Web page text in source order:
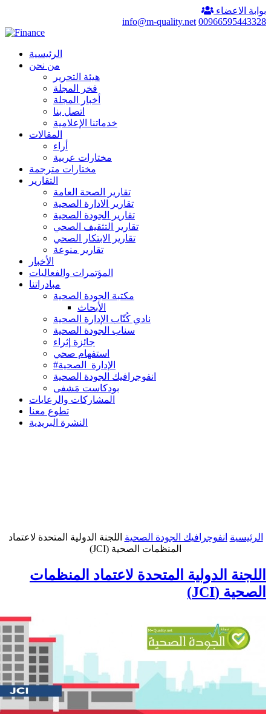
بوابة الاعضاء
00966595443328
info@m-quality.net
الرئيسية
من نحن
هيئة التحرير
فخر المجلة
أخبار المجلة
اتصل بنا
خدماتنا الإعلامية
المقالات
أراء
مختارات عربية
مختارات مترجمة
التقارير
تقارير الصحة العامة
تقارير الادارة الصحية
تقارير الجودة الصحية
تقارير التثقيف الصحي
تقارير الابتكار الصحي
تقارير منوعة
الأخبار
المؤتمرات والفعاليات
مبادراتنا
مكتبة الجودة الصحية
الأبحاث
نادي كُتّاب الإدارة الصحية
سناب الجودة الصحية
جائزة إثراء
استفهام صحي
#الإدارة_الصحية
انفوجرافيك الجودة الصحية
بودكاست مَشفى
المشاركات والرعايات
تطوع معنا
النشرة البريدية
الرئيسية انفوجرافيك الجودة الصحية اللجنة الدولية المتحدة لاعتماد
المنظمات الصحية (JCI)
اللجنة الدولية المتحدة لاعتماد المنظمات
الصحية (JCI)